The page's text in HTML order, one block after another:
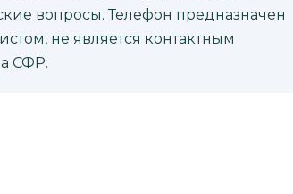
вопросы. Телефон предназначен
не является контактным
СФР.